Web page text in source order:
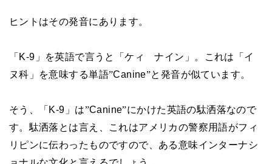
ヒントはその発音にあります。
「K-9 」を英語で言うと「ケィ ナイン」。これは「イ
ヌ科」を意味する単語”Canine”と発音が似ています。
そう、「K-9 」は”Canine”にかけた英語の駄洒落なので
す。駄洒落とは言え、これはアメリカの警察用語がフィ
リピンに伝わったものですので、ある意味インターナシ